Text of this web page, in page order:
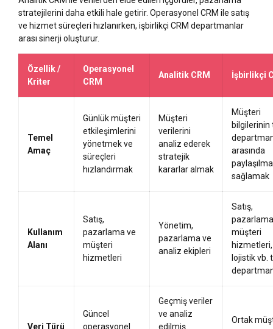
stratejilerini daha etkili hale getirir. Operasyonel CRM ile satış
ve hizmet süreçleri hızlanırken, işbirlikçi CRM departmanlar
arası sinerji oluşturur.
Özellik /
Kriter
Operasyonel
CRM
Analitik CRM İşbirlikçi
Temel
Amaç
Günlük müşteri
etkileşimlerini
yönetmek ve
süreçleri
hızlandırmak
Müşteri
verilerini
analiz ederek
stratejik
kararlar almak
Müşteri
bilgilerinin
arasında
sağlamak
Kullanım
Alanı
Satış,
pazarlama ve
müşteri
hizmetleri
Yönetim,
pazarlama ve
analiz ekipleri
Satış,
müşteri
hizmetleri,
lojistik vb.
Veri Türü
Güncel
operasyonel
Geçmiş veriler
ve analiz
edilmiş
Ortak